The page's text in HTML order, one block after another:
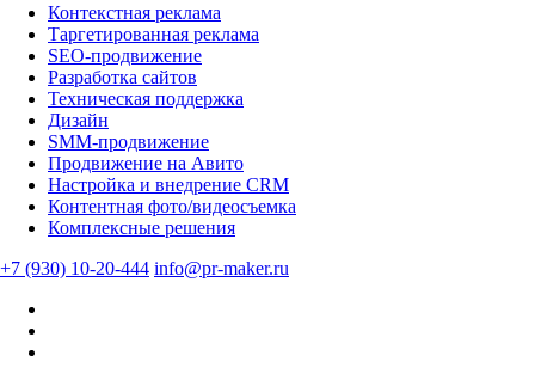
Контекстная реклама
Таргетированная реклама
SEO-продвижение
Разработка сайтов
Техническая поддержка
Дизайн
SMM-продвижение
Продвижение на Авито
Настройка и внедрение CRM
Контентная фото/видеосъемка
Комплексные решения
+7 (930) 10-20-444 info@pr-maker.ru